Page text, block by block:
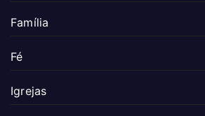
Família
Fé
Igrejas